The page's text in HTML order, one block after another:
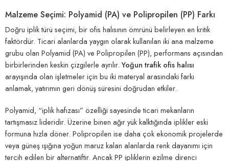
Malzeme Seçimi: Polyamid (PA) ve Polipropilen (PP) Farkı
Doğru iplik türü seçimi, bir ofis halısının ömrünü belirleyen en kritik
faktördür. Ticari alanlarda yaygın olarak kullanılan iki ana malzeme
grubu olan Polyamid (PA) ve Polipropilen (PP), performans açısından
birbirlerinden keskin çizgilerle ayrılır.Yoğun trafik ofis halısı
arayışında olan işletmeler için bu iki materyal arasındaki farkı
anlamak, yatırımın geri dönüş süresini doğrudan etkiler.
Polyamid, “iplik hafızası” özelliği sayesinde ticari mekanların
tartışmasız lideridir. Üzerine binen ağır yük kalktığında iplikler eski
formuna hızla döner. Polipropilen ise daha çok ekonomik projelerde
veya güneş ışığına yoğun maruz kalan alanlarda renk dayanımı için
tercih edilen bir alternatiftir. Ancak PP ipliklerin ezilme direnci